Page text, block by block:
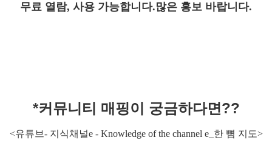
무료 열람, 사용 가능합니다.많은 홍보 바랍니다.
*커뮤니티 매핑이 궁금하다면??
<유튜브- 지식채널e - Knowledge of the channel e_한 뼘 지도>